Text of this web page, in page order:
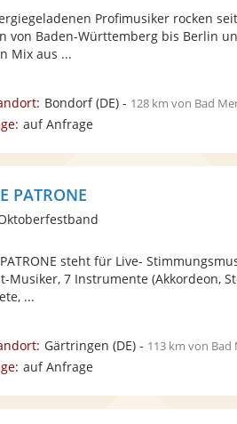
Profimusiker rocken
von Baden-Württemberg bis Berlin
Mix aus ...
Bondorf(DE)- 128 km von Bad
auf Anfrage
PATRONE
PATRONE steht für Live-
Musiker, 7 Instrumente (Akkordeon,
...
Gärtringen (DE)- 113 km von
auf Anfrage